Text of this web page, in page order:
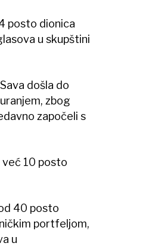
posto dionica
u skupštini
došla do
zbog
započeli s
10 posto
40 posto
portfeljom,
u